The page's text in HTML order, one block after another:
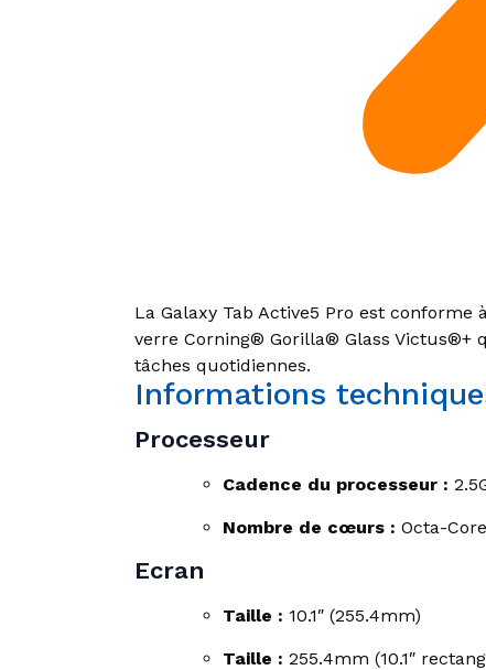
La Galaxy Tab Active5 Pro est conforme
verre Corning® Gorilla® Glass Victus®+
tâches quotidiennes.
Informations
Processeur
Cadence du processeur :
Nombre de cœurs : Octa-Core
Ecran
Taille : 10.1″ (255.4mm)
Taille : 255.4mm (10.1″